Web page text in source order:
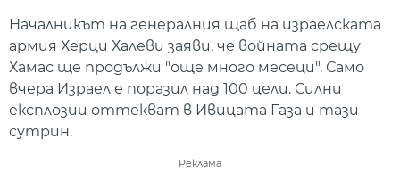
Началникът на генералния щаб на израелската
армия Херци Халеви заяви, че войната срещу
Хамас ще продължи "още много месеци". Само
вчера Израел е поразил над 100 цели. Силни
експлозии оттекват в Ивицата Газа и тази
сутрин.
Реклама